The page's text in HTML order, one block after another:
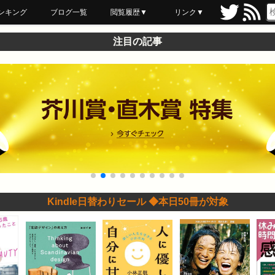
キング ブログ一覧 閲覧履歴▼
最近読んだ
あとで読む
ブックマーク
リンク▼
注目の記事
Kindle日替わりセール ◆本日50冊が対象